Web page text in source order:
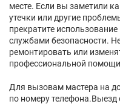
месте. Если вы заметили
утечки или другие
прекратите
службами безопасности.
ремонтировать или
профессиональной
Для вызовам мастера на
по номеру